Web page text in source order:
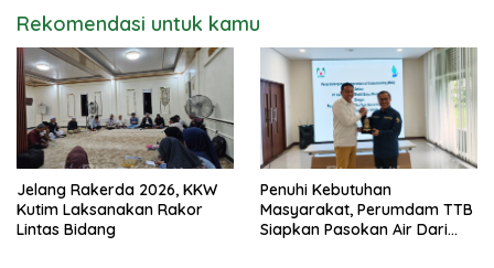
Rekomendasi untuk kamu
Jelang Rakerda 2026, KKW
Kutim Laksanakan Rakor
Lintas Bidang
Penuhi Kebutuhan
Masyarakat, Perumdam TTB
Siapkan Pasokan Air Dari